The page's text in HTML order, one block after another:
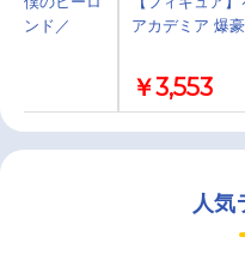
タンド／
アカデミア 爆
￥3,553
人気